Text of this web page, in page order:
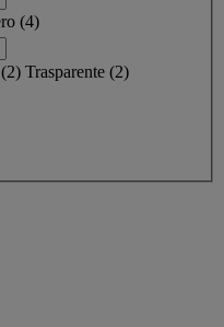
(4)
(2) Trasparente (2)